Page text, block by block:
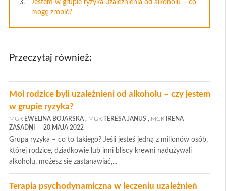
Jestem w grupie ryzyka uzależnienia od alkoholu – co
mogę zrobić?
Przeczytaj również:
Moi rodzice byli uzależnieni od alkoholu – czy jestem
w grupie ryzyka?
MGR EWELINA BOJARSKA , MGR TERESA JANUS , MGR
IRENA
ZASADNI
20 MAJA 2022
Grupa ryzyka – co to takiego? Jeśli jesteś jedną z milionów osób,
której rodzice, dziadkowie lub inni bliscy krewni nadużywali
alkoholu, możesz się zastanawiać,...
Terapia psychodynamiczna w leczeniu uzależnień